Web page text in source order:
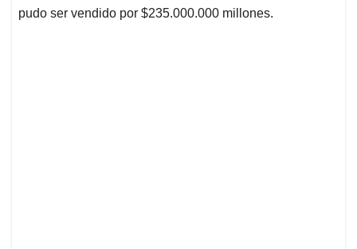
pudo ser vendido por $235.000.000 millones.